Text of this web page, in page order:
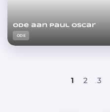
Ode aan Paul Oscar
ODE
1 2 3